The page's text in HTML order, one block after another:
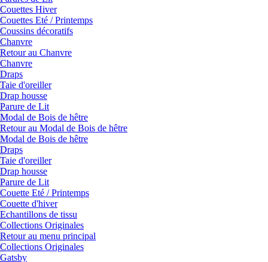
Couettes Hiver
Couettes Eté / Printemps
Coussins décoratifs
Chanvre
Retour au Chanvre
Chanvre
Draps
Taie d'oreiller
Drap housse
Parure de Lit
Modal de Bois de hêtre
Retour au Modal de Bois de hêtre
Modal de Bois de hêtre
Draps
Taie d'oreiller
Drap housse
Parure de Lit
Couette Eté / Printemps
Couette d'hiver
Echantillons de tissu
Collections Originales
Retour au menu principal
Collections Originales
Gatsby